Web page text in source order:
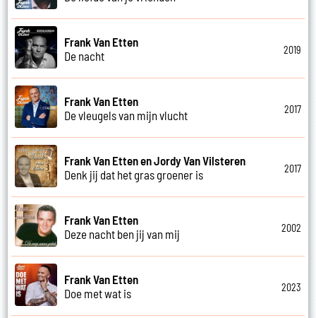
Frank Van Etten
De nacht
2019
Frank Van Etten
De vleugels van mijn vlucht
2017
Frank Van Etten en Jordy Van Vilsteren
Denk jij dat het gras groener is
2017
Frank Van Etten
Deze nacht ben jij van mij
2002
Frank Van Etten
Doe met wat is
2023